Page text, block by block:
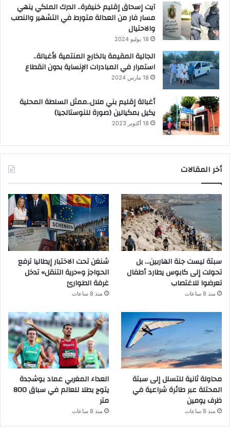
آيت إسحاق إقليم خنيفرة.. الدرك الملكي ينهي
مسار فار من العدالة متورط في التشهير والنصب
والاحتيال
18 يوليو 2024
الجالية المقيمة بالخارج المنتمية لأغبالة..
استمرار في المبادرات الإنساية بدون انقطاع
18 مارس 2024
أغبالة إقليم بني ملال..ممثل السلطة المحلية
يكيل بمكيالين (صورة للنوستالجيا)
18 أكتوبر 2023
أخر المقالات
سبتة ليست جنة الهاربين… بل
تحولت إلى كابوس يطارد أطفال
تعرضوا للاغتصاب
منذ 8 ساعات
شنغن تحت الاختبار إيطاليا ترفع
الحواجز و«حرية التنقل» تدخل
غرفة الطوارئ
منذ 8 ساعات
محاولة ثانية للتسلل إلى سبتة
المحتلة عبر طائرة شراعية في
ظرف يومين
منذ 8 ساعات
العداء المغربي عماد بوشجدة
يتوج بطلا للعالم في سباق 800
متر
منذ 8 ساعات